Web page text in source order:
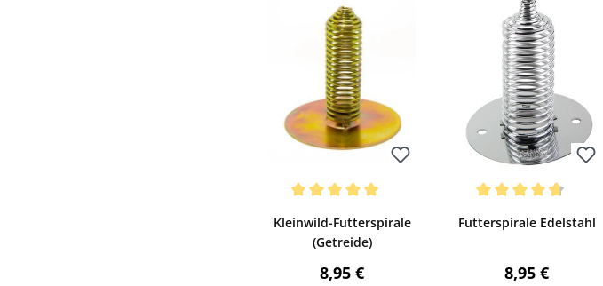
Bewerten
Kleinwild-Futterspirale
(Getreide)
Regulärer Preis:
8,95 €
Bewerten
Futterspirale Edelstahl
Regulärer
8,95 €